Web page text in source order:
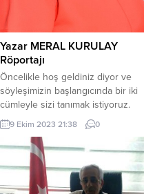
Yazar MERAL KURULAY
Röportajı
Öncelikle hoş geldiniz diyor ve
söyleşimizin başlangıcında bir iki
cümleyle sizi tanımak istiyoruz.
Meral Kurulay, eğitimci, yazar.
İstanbul Kadıköy doğumluyum.
Yabancı Diller Yüksek Okulu
Almanca bölümü mezunuyum. THY
ve MEB’ de çalıştım 2022 yılında
emekli oldum. Yazmaya nasıl
9 Ekim 2023 21:38 0